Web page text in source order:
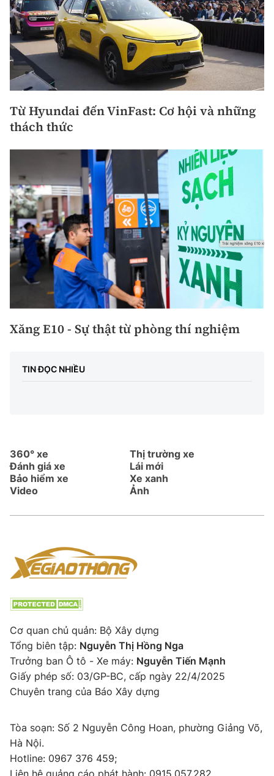
Từ Hyundai đến VinFast: Cơ hội và những
thách thức
Xăng E10 - Sự thật từ phòng thí nghiệm
TIN ĐỌC NHIỀU
360° xe
Thị trường xe
Đánh giá xe
Lái mới
Bảo hiểm xe
Xe xanh
Video
Ảnh
Cơ quan chủ quản: Bộ Xây dựng
Tổng biên tập: Nguyễn Thị Hồng Nga
Trưởng ban Ô tô - Xe máy: Nguyễn Tiến Mạnh
Giấy phép số: 03/GP-BC, cấp ngày 22/4/2025
Chuyên trang của Báo Xây dựng
Tòa soạn: Số 2 Nguyễn Công Hoan, phường Giảng Võ,
Hà Nội.
Hotline: 0967 376 459;